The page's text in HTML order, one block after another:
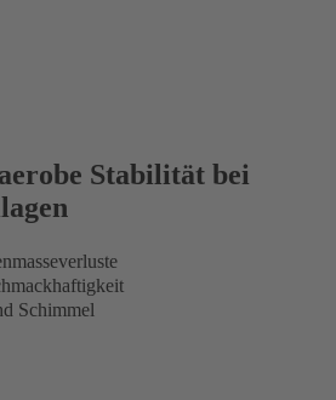
Stabilität bei
Schimmel